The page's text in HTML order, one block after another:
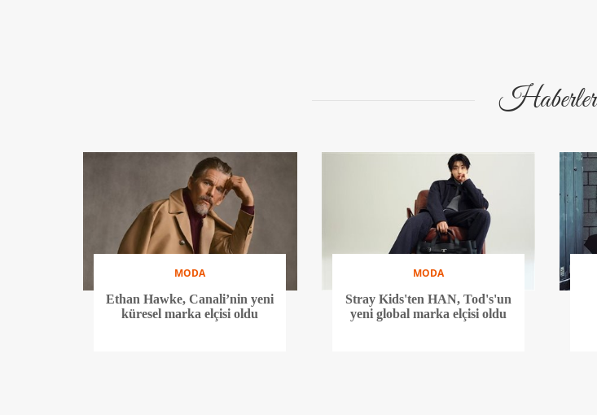
Haberler
MODA
Ethan Hawke, Canali’nin yeni
küresel marka elçisi oldu
MODA
Stray Kids'ten HAN, Tod's'un
yeni global marka elçisi oldu